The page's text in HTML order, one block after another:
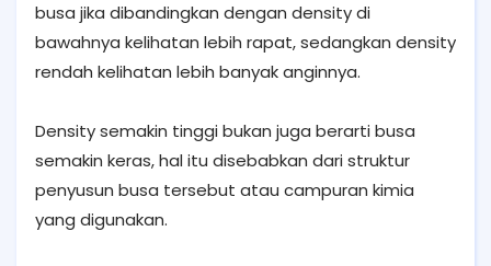
busa jika dibandingkan dengan density di
bawahnya kelihatan lebih rapat, sedangkan density
rendah kelihatan lebih banyak anginnya.
Density semakin tinggi bukan juga berarti busa
semakin keras, hal itu disebabkan dari struktur
penyusun busa tersebut atau campuran kimia
yang digunakan.